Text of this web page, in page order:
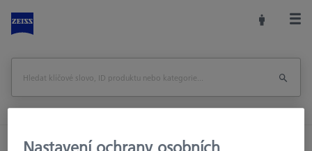
Domů
Příslušenství strojů